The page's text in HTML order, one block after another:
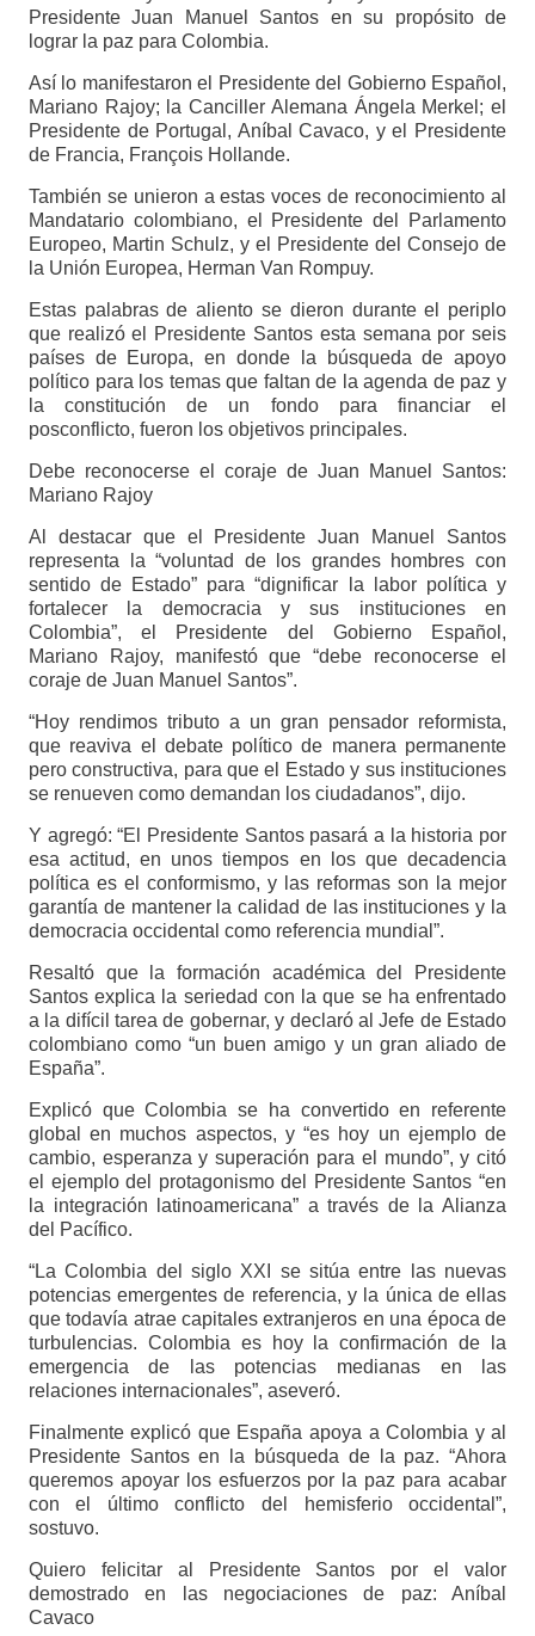
Presidente Juan Manuel Santos en su propósito de
lograr la paz para Colombia.
Así lo manifestaron el Presidente del Gobierno Español,
Mariano Rajoy; la Canciller Alemana Ángela Merkel; el
Presidente de Portugal, Aníbal Cavaco, y el Presidente
de Francia, François Hollande.
También se unieron a estas voces de reconocimiento al
Mandatario colombiano, el Presidente del Parlamento
Europeo, Martin Schulz, y el Presidente del Consejo de
la Unión Europea, Herman Van Rompuy.
Estas palabras de aliento se dieron durante el periplo
que realizó el Presidente Santos esta semana por seis
países de Europa, en donde la búsqueda de apoyo
político para los temas que faltan de la agenda de paz y
la constitución de un fondo para financiar el
posconflicto, fueron los objetivos principales.
Debe reconocerse el coraje de Juan Manuel Santos:
Mariano Rajoy
Al destacar que el Presidente Juan Manuel Santos
representa la “voluntad de los grandes hombres con
sentido de Estado” para “dignificar la labor política y
fortalecer la democracia y sus instituciones en
Colombia”, el Presidente del Gobierno Español,
Mariano Rajoy, manifestó que “debe reconocerse el
coraje de Juan Manuel Santos”.
“Hoy rendimos tributo a un gran pensador reformista,
que reaviva el debate político de manera permanente
pero constructiva, para que el Estado y sus instituciones
se renueven como demandan los ciudadanos”, dijo.
Y agregó: “El Presidente Santos pasará a la historia por
esa actitud, en unos tiempos en los que decadencia
política es el conformismo, y las reformas son la mejor
garantía de mantener la calidad de las instituciones y la
democracia occidental como referencia mundial”.
Resaltó que la formación académica del Presidente
Santos explica la seriedad con la que se ha enfrentado
a la difícil tarea de gobernar, y declaró al Jefe de Estado
colombiano como “un buen amigo y un gran aliado de
España”.
Explicó que Colombia se ha convertido en referente
global en muchos aspectos, y “es hoy un ejemplo de
cambio, esperanza y superación para el mundo”, y citó
el ejemplo del protagonismo del Presidente Santos “en
la integración latinoamericana” a través de la Alianza
del Pacífico.
“La Colombia del siglo XXI se sitúa entre las nuevas
potencias emergentes de referencia, y la única de ellas
que todavía atrae capitales extranjeros en una época de
turbulencias. Colombia es hoy la confirmación de la
emergencia de las potencias medianas en las
relaciones internacionales”, aseveró.
Finalmente explicó que España apoya a Colombia y al
Presidente Santos en la búsqueda de la paz. “Ahora
queremos apoyar los esfuerzos por la paz para acabar
con el último conflicto del hemisferio occidental”,
sostuvo.
Quiero felicitar al Presidente Santos por el valor
demostrado en las negociaciones de paz: Aníbal
Cavaco